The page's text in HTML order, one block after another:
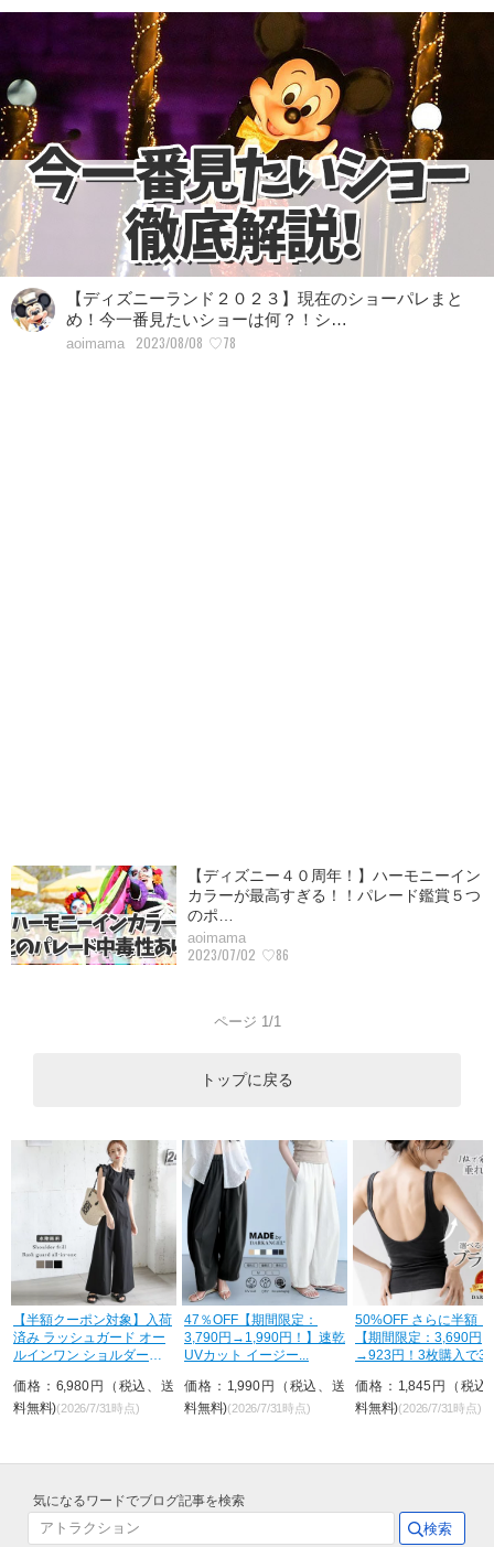
【ディズニーランド２０２３】現在のショーパレまと
め！今一番見たいショーは何？！シ…
aoimama 2023/08/08 ♡78
【ディズニー４０周年！】ハーモニーイン
カラーが最高すぎる！！パレード鑑賞５つ
のポ…
aoimama
2023/07/02 ♡86
ページ 1/1
トップに戻る
【半額クーポン対象】入荷
済み ラッシュガード オー
ルインワン ショルダーフ
価格：6,980円（税込、送
料無料)(2026/7/31時点)
47％OFF【期間限定：
3,790円→1,990円！】速乾
UVカット イージー...
価格：1,990円（税込、送
料無料)(2026/7/31時点)
50%OFF さらに半額！
【期間限定：3,690円
→923円！3枚購入で3
価格：1,845円（税込
料無料)(2026/7/31時点)
気になるワードでブログ記事を検索